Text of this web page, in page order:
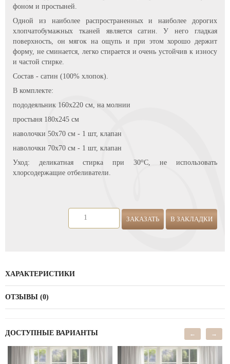
фоном и простыней.
Одной из наиболее распространенных и наиболее дорогих
хлопчатобумажных тканей является сатин. У него гладкая
поверхность, он мягок на ощупь и при этом хорошо держит
форму, не сминается, легко стирается и очень устойчив к износу
и частой стирке.
Состав - сатин (100% хлопок).
В комплекте:
пододеяльник 160х220 см, на молнии
простыня 180х245 см
наволочки 50х70 см - 1 шт, клапан
наволочки 70х70 см - 1 шт, клапан
Уход: деликатная стирка при 30оС, не использовать
хлорсодержащие отбеливатели.
ЗАКАЗАТЬ В ЗАКЛАДКИ
ХАРАКТЕРИСТИКИ
ОТЗЫВЫ (0)
ДОСТУПНЫЕ ВАРИАНТЫ ← →